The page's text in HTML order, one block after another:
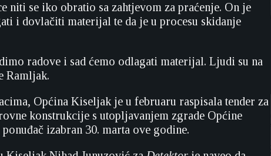
niti se iko obratio sa zahtjevom za praćenje. On je
i dovlačiti materijal te da je u procesu skidanje
radove i sad ćemo odlagati materijal. Ljudi su na
Ramljak.
Općina Kiseljak je u februaru raspisala tender za
konstrukcije s utopljavanjem zgrade Općine
izabran 30. marta ove godine.